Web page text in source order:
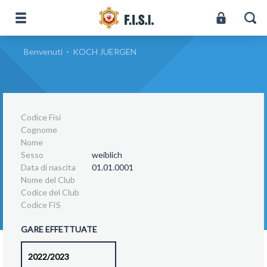
Benvenuti - KOCH JUERGEN
Codice Fisi
Cognome
Nome
Sesso
weiblich
Data di nascita
01.01.0001
Nome del Club
Codice del Club
Codice FIS
GARE EFFETTUATE